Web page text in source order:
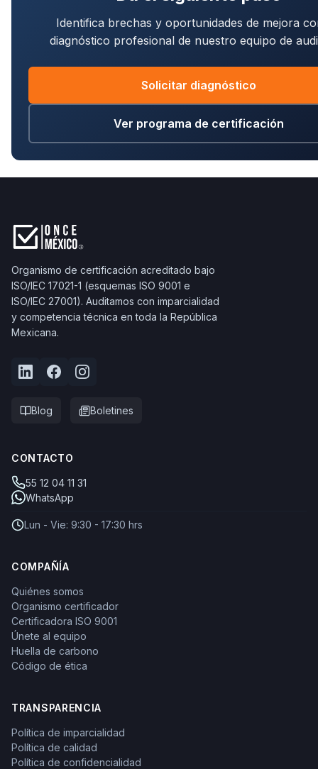
Identifica brechas y oportunidades de mejora
diagnóstico profesional de nuestro equipo de
Solicitar diagnóstico
Ver programa de certificación
Organismo de certificación acreditado bajo
ISO/IEC 17021-1 (esquemas ISO 9001 e
ISO/IEC 27001). Auditamos con imparcialidad
y competencia técnica en toda la República
Mexicana.
Blog Boletines
CONTACTO
55 12 04 11 31
WhatsApp
Lun - Vie: 9:30 - 17:30 hrs
COMPAÑÍA
Quiénes somos
Organismo certificador
Certificadora ISO 9001
Únete al equipo
Huella de carbono
Código de ética
TRANSPARENCIA
Política de imparcialidad
Política de calidad
Política de confidencialidad